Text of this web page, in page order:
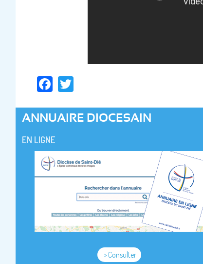
Facebook
ANNUAIRE DIOCESAIN
EN LIGNE
> Consulter